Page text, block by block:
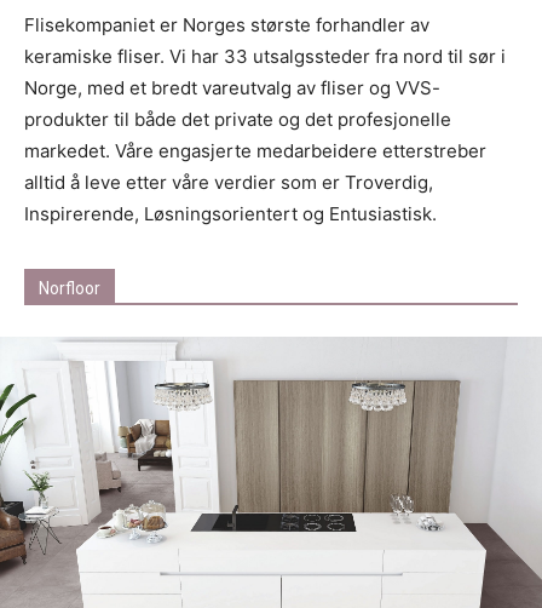
Flisekompaniet er Norges største forhandler av
keramiske fliser. Vi har 33 utsalgssteder fra nord til sør i
Norge, med et bredt vareutvalg av fliser og VVS-
produkter til både det private og det profesjonelle
markedet. Våre engasjerte medarbeidere etterstreber
alltid å leve etter våre verdier som er Troverdig,
Inspirerende, Løsningsorientert og Entusiastisk.
Norfloor